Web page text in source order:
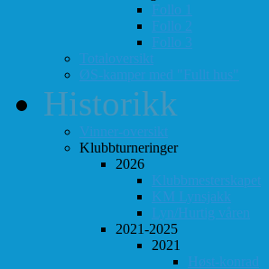
Follo 1
Follo 2
Follo 3
Totaloversikt
ØS-kamper med "Fullt hus"
Historikk
Vinner-oversikt
Klubbturneringer
2026
Klubbmesterskapet
KM Lynsjakk
Lyn/Hurtig våren
2021-2025
2021
Høst-konrad